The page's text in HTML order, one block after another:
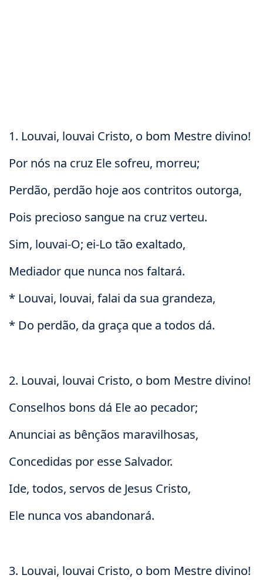
1. Louvai, louvai Cristo, o bom Mestre divino!
Por nós na cruz Ele sofreu, morreu;
Perdão, perdão hoje aos contritos outorga,
Pois precioso sangue na cruz verteu.
Sim, louvai-O; ei-Lo tão exaltado,
Mediador que nunca nos faltará.
* Louvai, louvai, falai da sua grandeza,
* Do perdão, da graça que a todos dá.
2. Louvai, louvai Cristo, o bom Mestre divino!
Conselhos bons dá Ele ao pecador;
Anunciai as bênçãos maravilhosas,
Concedidas por esse Salvador.
Ide, todos, servos de Jesus Cristo,
Ele nunca vos abandonará.
3. Louvai, louvai Cristo, o bom Mestre divino!